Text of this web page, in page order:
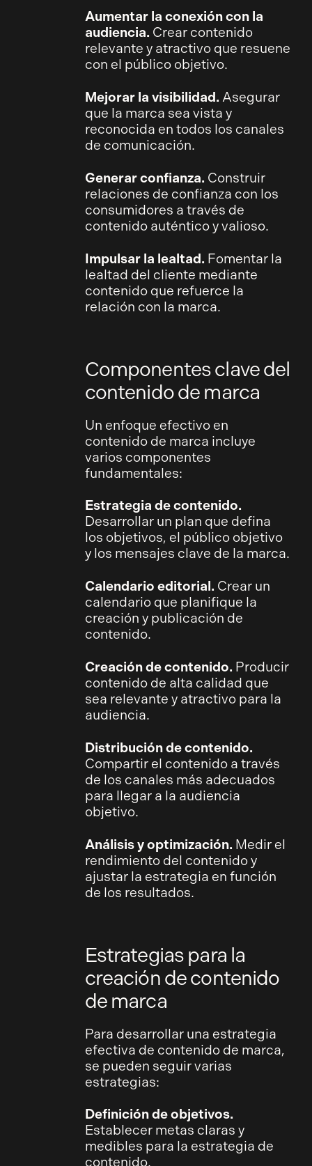
Aumentar la conexión con la
audiencia. Crear contenido
relevante y atractivo que resuene
con el público objetivo.
Mejorar la visibilidad. Asegurar
que la marca sea vista y
reconocida en todos los canales
de comunicación.
Generar confianza. Construir
relaciones de confianza con los
consumidores a través de
contenido auténtico y valioso.
Impulsar la lealtad. Fomentar la
lealtad del cliente mediante
contenido que refuerce la
relación con la marca.
Componentes clave del
contenido de marca
Un enfoque efectivo en
contenido de marca incluye
varios componentes
fundamentales:
Estrategia de contenido.
Desarrollar un plan que defina
los objetivos, el público objetivo
y los mensajes clave de la marca.
Calendario editorial. Crear un
calendario que planifique la
creación y publicación de
contenido.
Creación de contenido. Producir
contenido de alta calidad que
sea relevante y atractivo para la
audiencia.
Distribución de contenido.
Compartir el contenido a través
de los canales más adecuados
para llegar a la audiencia
objetivo.
Análisis y optimización. Medir el
rendimiento del contenido y
ajustar la estrategia en función
de los resultados.
Estrategias para la
creación de contenido
de marca
Para desarrollar una estrategia
efectiva de contenido de marca,
se pueden seguir varias
estrategias:
Definición de objetivos.
Establecer metas claras y
medibles para la estrategia de
contenido.